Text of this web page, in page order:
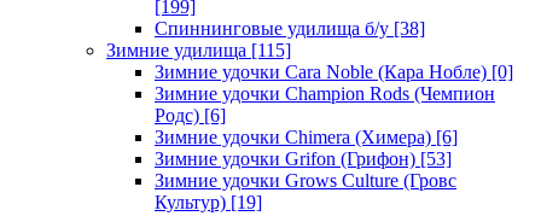
[199]
Спиннинговые удилища б/у [38]
Зимние удилища [115]
Зимние удочки Cara Noble (Кара Нобле) [0]
Зимние удочки Champion Rods (Чемпион
Родс) [6]
Зимние удочки Chimera (Химера) [6]
Зимние удочки Grifon (Грифон) [53]
Зимние удочки Grows Culture (Гровс
Культур) [19]